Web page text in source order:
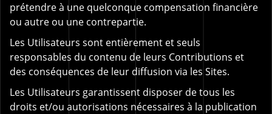
prétendre à une quelconque compensation financière
ou autre ou une contrepartie.
Les Utilisateurs sont entièrement et seuls
responsables du contenu de leurs Contributions et
des conséquences de leur diffusion via les Sites.
Les Utilisateurs garantissent disposer de tous les
droits et/ou autorisations nécessaires à la publication